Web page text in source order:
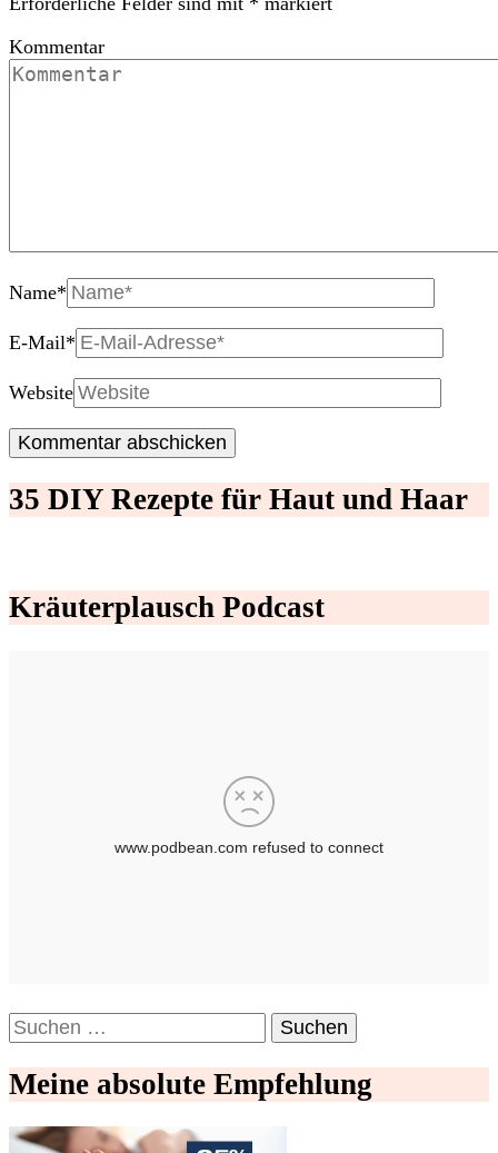
Kommentar
Name*
E-Mail*
Website
35 DIY Rezepte für Haut und Haar
Kräuterplausch Podcast
Suchen
nach:
Meine absolute Empfehlung